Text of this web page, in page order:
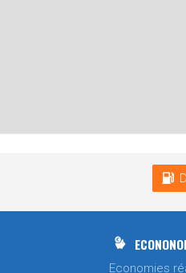
Economies